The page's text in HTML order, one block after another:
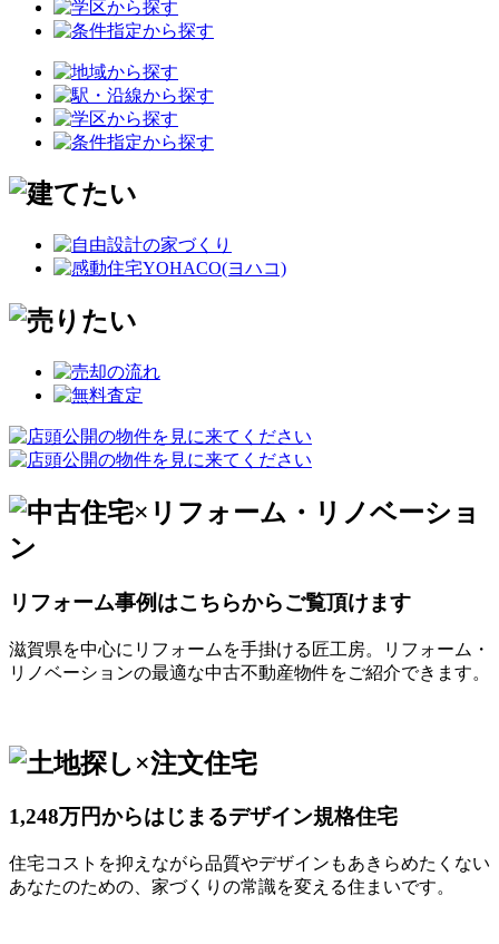
リフォーム事例はこちらからご覧頂けます
滋賀県を中心にリフォームを手掛ける匠工房。リフォーム・
リノベーションの最適な中古不動産物件をご紹介できます。
1,248万円からはじまるデザイン規格住宅
住宅コストを抑えながら品質やデザインもあきらめたくない
あなたのための、家づくりの常識を変える住まいです。